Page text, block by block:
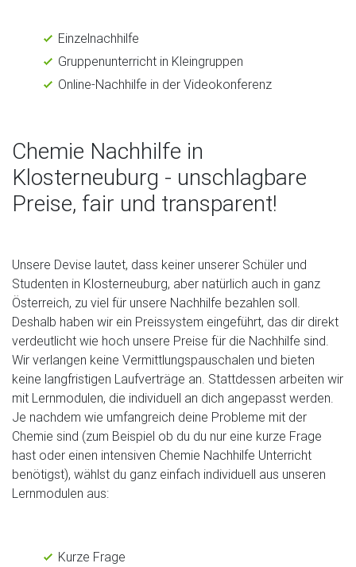
Einzelnachhilfe
Gruppenunterricht in Kleingruppen
Online-Nachhilfe in der Videokonferenz
Chemie Nachhilfe in
Klosterneuburg - unschlagbare
Preise, fair und transparent!
Unsere Devise lautet, dass keiner unserer Schüler und
Studenten in Klosterneuburg, aber natürlich auch in ganz
Österreich, zu viel für unsere Nachhilfe bezahlen soll.
Deshalb haben wir ein Preissystem eingeführt, das dir direkt
verdeutlicht wie hoch unsere Preise für die Nachhilfe sind.
Wir verlangen keine Vermittlungspauschalen und bieten
keine langfristigen Laufverträge an. Stattdessen arbeiten wir
mit Lernmodulen, die individuell an dich angepasst werden.
Je nachdem wie umfangreich deine Probleme mit der
Chemie sind (zum Beispiel ob du du nur eine kurze Frage
hast oder einen intensiven Chemie Nachhilfe Unterricht
benötigst), wählst du ganz einfach individuell aus unseren
Lernmodulen aus:
Kurze Frage